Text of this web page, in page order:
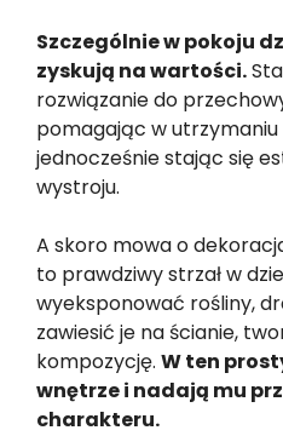
Szczególnie w pokoju
zyskują na wartości.
rozwiązanie do
pomagając w
jednocześnie stając się
wystroju.
A skoro mowa o
to prawdziwy strzał w
wyeksponować rośliny,
zawiesić je na ścianie,
kompozycję. W ten
wnętrze i nadają mu
charakteru.